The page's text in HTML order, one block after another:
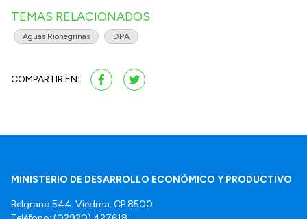
TEMAS RELACIONADOS
Aguas Rionegrinas DPA
COMPARTIR EN:
MINISTERIO DE DESARROLLO ECONÓMICO Y PRODUCTIVO
Belgrano 544. Viedma. CP 8500